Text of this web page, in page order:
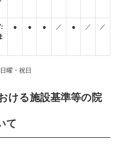
● ● ● ／ ● ／ ／
曜・祝日
ける施設基準等の院
て